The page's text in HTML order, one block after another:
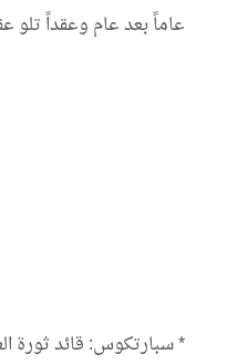
عاماً بعد عام وعقداً تلو
* سبارتكوس: قائد ثورة